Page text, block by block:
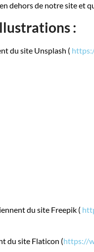
dehors de notre site et
:
du site Unsplash (
du site Freepik (
du site Flaticon (https://